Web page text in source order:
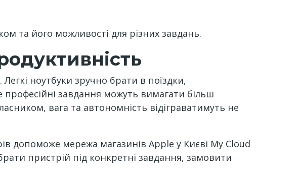
та його можливості для різних завдань.
ноутбуки зручно брати в поїздки,
завдання можуть вимагати більш
вага та автономність відіграватимуть не
допоможе мережа магазинів Apple у Києві My Cloud
пристрій під конкретні завдання, замовити